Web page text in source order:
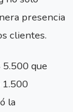
presencia
clientes.
5.500 que
1.500
la